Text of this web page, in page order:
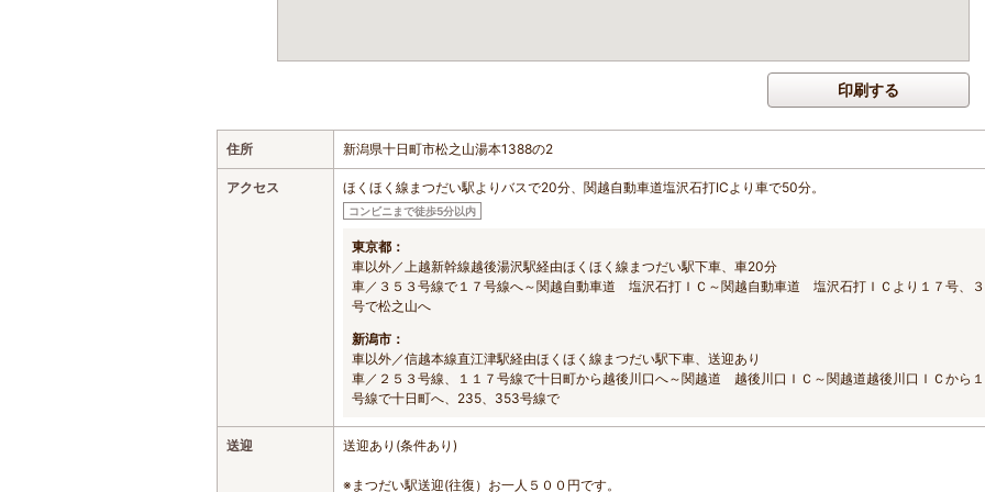
印刷する
住所 新潟県十日町市松之山湯本1388の2
アクセス ほくほく線まつだい駅よりバスで20分、関越自動車道塩沢石打ICより車で50分。
コンビニまで徒歩5分以内
東京都：
車以外／上越新幹線越後湯沢駅経由ほくほく線まつだい駅下車、車20分
車／３５３号線で１７号線へ～関越自動車道 塩沢石打ＩＣ～関越自動車道 塩沢石打ＩＣより１７号、３
号で松之山へ
新潟市：
車以外／信越本線直江津駅経由ほくほく線まつだい駅下車、送迎あり
車／２５３号線、１１７号線で十日町から越後川口へ～関越道 越後川口ＩＣ～関越道越後川口ＩＣから１
号線で十日町へ、235、353号線で
送迎 送迎あり(条件あり)
※まつだい駅送迎(往復）お一人５００円です。